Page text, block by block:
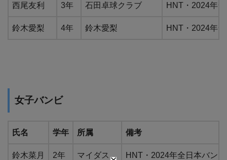
西尾友利 3年 石田卓球クラブ HNT・2024年
鈴木愛梨 4年 鈴木愛梨 HNT・2024年
女子バンビ
氏名 学年 所属 備考
鈴木菜月 2年 マイダス HNT・2024年全日本バン